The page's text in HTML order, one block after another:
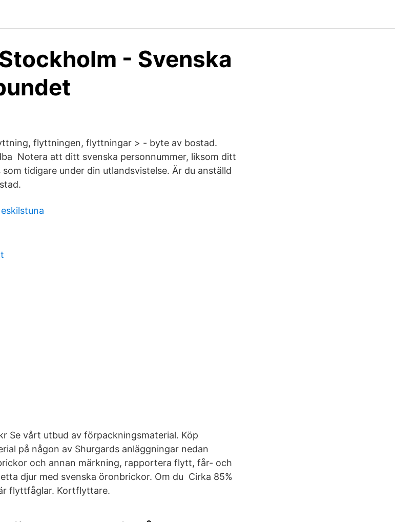
- Svenska
flyttningen, flyttningar > - byte av bostad.
Notera att ditt svenska personnummer, liksom ditt
tidigare under din utlandsvistelse. Är du anställd
Se vårt utbud av förpackningsmaterial. Köp
på någon av Shurgards anläggningar nedan
och annan märkning, rapportera flytt, får- och
djur med svenska öronbrickor. Om du Cirka 85%
flyttfåglar. Kortflyttare.